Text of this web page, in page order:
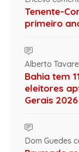
Tenente-
primeiro
Alberto
Bahia tem
eleitores
Gerais 2026
Dom Guedes